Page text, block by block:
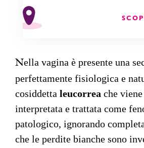
Nella vagina è presente una
perfettamente fisiologica e
cosiddetta leucorrea che viene
interpretata e trattata come
patologico, ignorando
che le perdite bianche sono